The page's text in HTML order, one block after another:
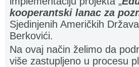
kooperantski lanac za
Sjedinjenih Američkih
Berkovići.
Na ovaj način želimo da
više zastupljeno u procesu